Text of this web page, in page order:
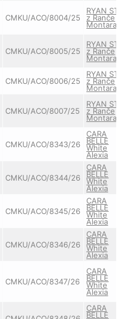
CMKU/ACO/8004/25
RYAN
z Ranče
Montara
CMKU/ACO/8005/25
RYAN
z Ranče
Montara
CMKU/ACO/8006/25
RYAN
z Ranče
Montara
CMKU/ACO/8007/25
RYAN
z Ranče
Montara
CMKU/ACO/8343/26
CARA
BELLE
White
Alexia
CMKU/ACO/8344/26
CARA
BELLE
White
Alexia
CMKU/ACO/8345/26
CARA
BELLE
White
Alexia
CMKU/ACO/8346/26
CARA
BELLE
White
Alexia
CMKU/ACO/8347/26
CARA
BELLE
White
Alexia
CARA
BELLE